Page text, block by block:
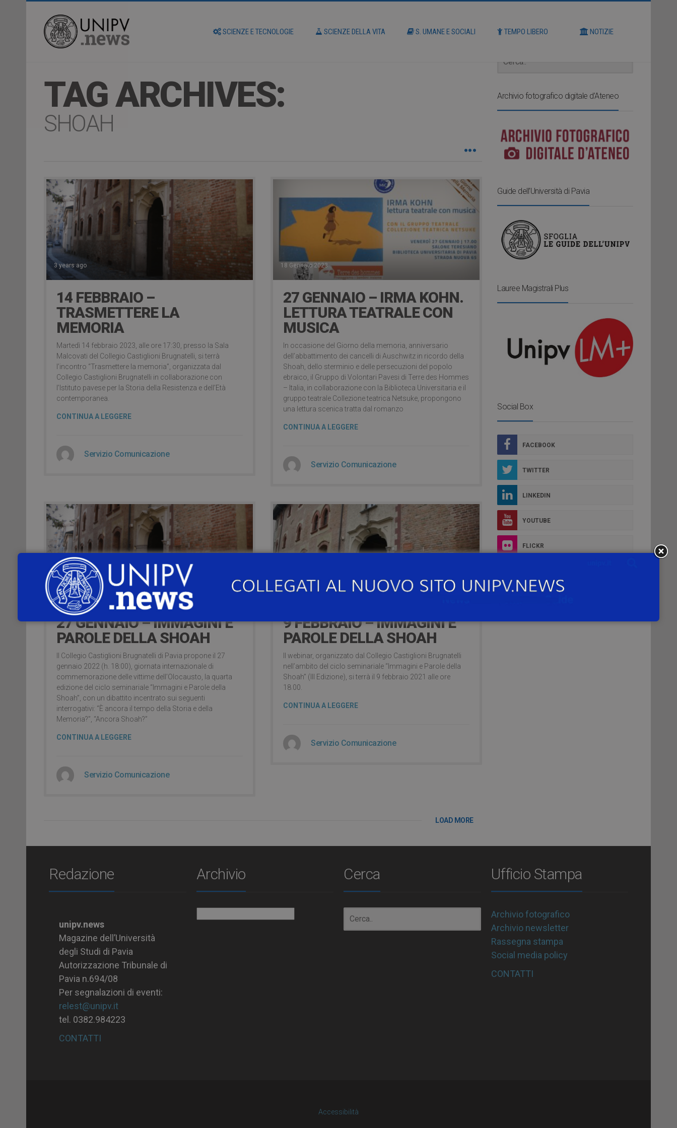
SCIENZE E TECNOLOGIE SCIENZE DELLA VITA S. UMANE E SOCIALI TEMPO LIBERO NOTIZIE
TAG ARCHIVES:
SHOAH
3 years ago
14 FEBBRAIO –
TRASMETTERE LA
MEMORIA
Martedì 14 febbraio 2023, alle ore 17:30, presso la Sala
Malcovati del Collegio Castiglioni Brugnatelli, si terrà
l’incontro “Trasmettere la memoria”, organizzata dal
Collegio Castiglioni Brugnatelli in collaborazione con
l’Istituto pavese per la Storia della Resistenza e dell’Età
contemporanea.
CONTINUA A LEGGERE
Servizio Comunicazione
18 Gennaio 2023
27 GENNAIO – IRMA KOHN.
LETTURA TEATRALE CON
MUSICA
In occasione del Giorno della memoria, anniversario
dell’abbattimento dei cancelli di Auschwitz in ricordo della
Shoah, dello sterminio e delle persecuzioni del popolo
ebraico, il Gruppo di Volontari Pavesi di Terre des Hommes
– Italia, in collaborazione con la Biblioteca Universitaria e il
gruppo teatrale Collezione teatrica Netsuke, propongono
una lettura scenica tratta dal romanzo
CONTINUA A LEGGERE
Servizio Comunicazione
17 Gennaio 2022
27 GENNAIO – IMMAGINI E
PAROLE DELLA SHOAH
Il Collegio Castiglioni Brugnatelli di Pavia propone il 27
gennaio 2022 (h. 18:00), giornata internazionale di
commemorazione delle vittime dell’Olocausto, la quarta
edizione del ciclo seminariale “Immagini e Parole della
Shoah”, con un dibattito incentrato sui seguenti
interrogativi: “È ancora il tempo della Storia e della
Memoria?”, “Ancora Shoah?”
CONTINUA A LEGGERE
Servizio Comunicazione
5 years ago
9 FEBBRAIO – IMMAGINI E
PAROLE DELLA SHOAH
Il webinar, organizzato dal Collegio Castiglioni Brugnatelli
nell’ambito del ciclo seminariale “Immagini e Parole della
Shoah” (III Edizione), si terrà il 9 febbraio 2021 alle ore
18.00.
CONTINUA A LEGGERE
Servizio Comunicazione
LOAD MORE
Archivio fotografico digitale d’Ateneo
Guide dell’Università di Pavia
Lauree Magistrali Plus
Social Box
FACEBOOK
TWITTER
LINKEDIN
YOUTUBE
FLICKR
Redazione
unipv.news
Magazine dell’Università
degli Studi di Pavia
Autorizzazione Tribunale di
Pavia n.694/08
Per segnalazioni di eventi:
relest@unipv.it
tel. 0382.984223
CONTATTI
Archivio Cerca Ufficio Stampa
Archivio fotografico
Archivio newsletter
Rassegna stampa
Social media policy
CONTATTI
Accessibilità